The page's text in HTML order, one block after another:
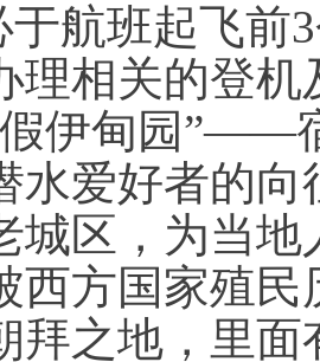
于航班起飞前
理相关的登
伊甸园”——
水爱好者的
城区，为当
西方国家殖
拜之地，里